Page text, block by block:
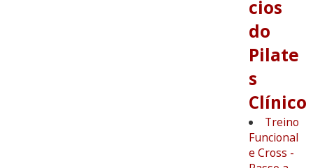
cios
do
Pilate
s
Clínico
Treino
Funcional
e Cross -